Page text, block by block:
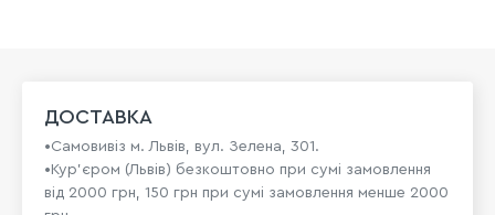
ДОСТАВКА
•Самовивіз м. Львів, вул. Зелена, 301.
•Кур'єром (Львів) безкоштовно при сумі замовлення
від 2000 грн, 150 грн при сумі замовлення менше 2000